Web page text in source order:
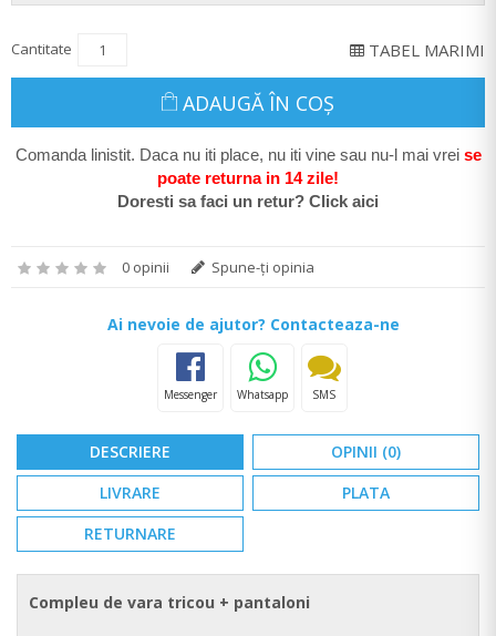
Cantitate TABEL MARIMI
ADAUGĂ ÎN COŞ
Comanda linistit. Daca nu iti place, nu iti vine sau nu-l mai vrei se
poate returna in 14 zile!
Doresti sa faci un retur? Click aici
0 opinii Spune-ţi opinia
Ai nevoie de ajutor? Contacteaza-ne
Messenger Whatsapp SMS
DESCRIERE
OPINII (0)
LIVRARE
PLATA
RETURNARE
Compleu de vara tricou + pantaloni